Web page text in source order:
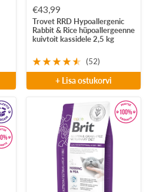
Soodushind
€43,99
Trovet RRD Hypoallergenic
Rabbit & Rice hüpoallergeenne
kuivtoit kassidele 2,5 kg
(52)
+ Lisa ostukorvi